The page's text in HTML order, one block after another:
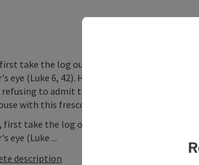
take the log out of your own eye, and
eye (Luke 6, 42). Heartily fed up with the
to admit to their own mistakes, the
with this fresco.
first take the log out of your own eye, and
eye (Luke ...
description